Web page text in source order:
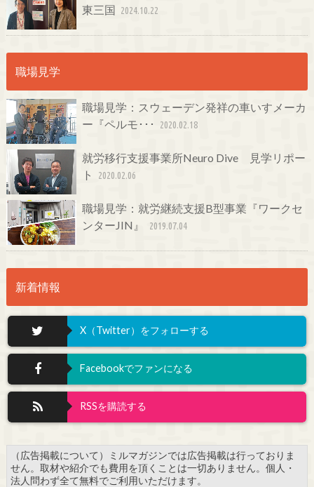
東三国 2024.10.22
職場見学
職場見学：スウェーデン発祥の車いすメーカ
ー『ペルモ･･･
2020.02.18
就労移行支援事業所Neuro Dive 見学リポー
ト
2020.02.06
職場見学：就労継続支援B型事業『ワークセ
ンターJIN』
2019.07.04
新着情報
X（Twitter）をフォローする
Facebookでファンになる
RSSを購読する
（広告掲載について）ミルマガジンでは広告掲載は行っておりま
せん。取材や紹介でも費用を頂くことは一切ありません。個人・
法人問わず全て無料でご利用いただけます。